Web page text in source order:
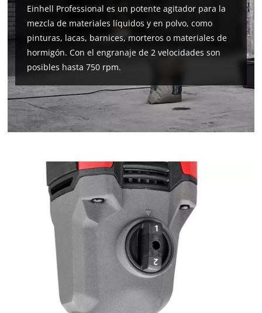
Einhell Professional es un potente agitador para la
mezcla de materiales líquidos y en polvo, como
pinturas, lacas, barnices, morteros o materiales de
hormigón. Con el engranaje de 2 velocidades son
posibles hasta 750 rpm.